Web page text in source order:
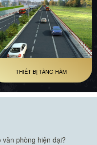
THIẾT BỊ TẦNG HẦM
phòng hiện đại?